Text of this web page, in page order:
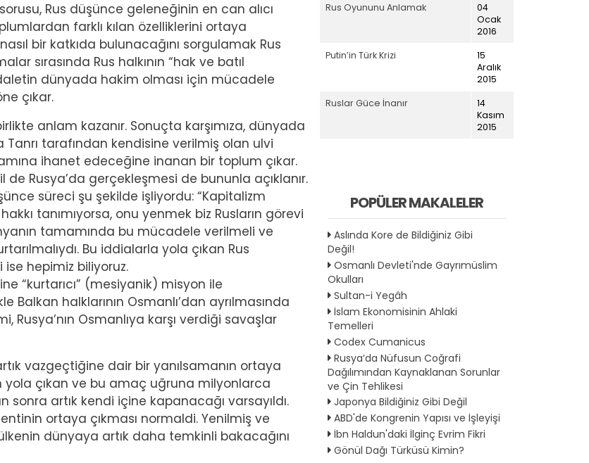
Rus düşünce geleneğinin en can alıcı
farklı kılan özelliklerini ortaya
bir katkıda bulunacağını sorgulamak Rus
sırasında Rus halkının “hak ve batıl
dünyada hakim olması için mücadele
çıkar.
anlam kazanır. Sonuçta karşımıza, dünyada
tarafından kendisine verilmiş olan ulvi
ihanet edeceğine inanan bir toplum çıkar.
Rusya’da gerçekleşmesi de bununla açıklanır.
süreci şu şekilde işliyordu: “Kapitalizm
tanımıyorsa, onu yenmek biz Rusların görevi
tamamında bu mücadele verilmeli ve
Bu iddialarla yola çıkan Rus
hepimiz biliyoruz.
“kurtarıcı” (mesiyanik) misyon ile
Balkan halklarının Osmanlı’dan ayrılmasında
Rusya’nın Osmanlıya karşı verdiği savaşlar
artık vazgeçtiğine dair bir yanılsamanın ortaya
yola çıkan ve bu amaç uğruna milyonlarca
sonra artık kendi içine kapanacağı varsayıldı.
ortaya çıkması normaldi. Yenilmiş ve
dünyaya artık daha temkinli bakacağını
Rus Oyununu Anlamak
04
Ocak
2016
Putin’in Türk Krizi
15
Aralık
2015
Ruslar Güce İnanır
14
Kasım
2015
POPÜLER MAKALELER
Aslında Kore de Bildiğiniz Gibi
Değil!
Osmanlı Devleti'nde Gayrımüslim
Okulları
Sultan-i Yegâh
İslam Ekonomisinin Ahlaki
Temelleri
Codex Cumanicus
Rusya’da Nüfusun Coğrafi
Dağılımından Kaynaklanan Sorunlar
ve Çin Tehlikesi
Japonya Bildiğiniz Gibi Değil
ABD'de Kongrenin Yapısı ve İşleyişi
İbn Haldun'daki İlginç Evrim Fikri
Gönül Dağı Türküsü Kimin?